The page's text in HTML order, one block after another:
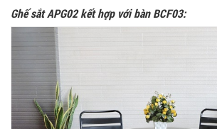
Ghế sắt APG02 kết hợp với bàn BCF03: